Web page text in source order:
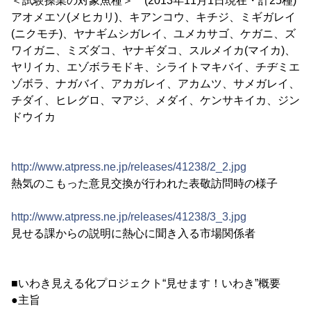
アオメエソ(メヒカリ)、キアンコウ、キチジ、ミギガレイ
(ニクモチ)、ヤナギムシガレイ、ユメカサゴ、ケガニ、ズ
ワイガニ、ミズダコ、ヤナギダコ、スルメイカ(マイカ)、
ヤリイカ、エゾボラモドキ、シライトマキバイ、チヂミエ
ゾボラ、ナガバイ、アカガレイ、アカムツ、サメガレイ、
チダイ、ヒレグロ、マアジ、メダイ、ケンサキイカ、ジン
ドウイカ
http://www.atpress.ne.jp/releases/41238/2_2.jpg
熱気のこもった意見交換が行われた表敬訪問時の様子
http://www.atpress.ne.jp/releases/41238/3_3.jpg
見せる課からの説明に熱心に聞き入る市場関係者
■いわき見える化プロジェクト“見せます！いわき”概要
●主旨